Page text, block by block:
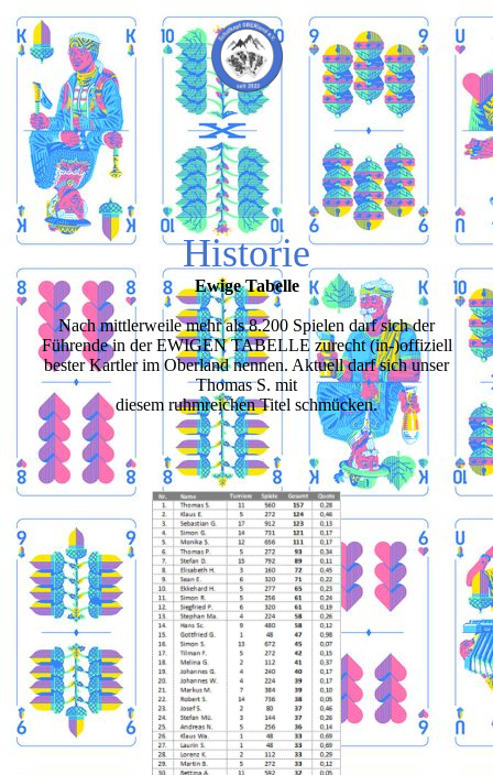
Historie
Ewige Tabelle
Nach mittlerweile mehr als 8.200 Spielen darf sich der
Führende in der EWIGEN TABELLE zurecht (in-)offiziell
bester Kartler im Oberland nennen. Aktuell darf sich unser
Thomas S. mit
diesem ruhmreichen Titel schmücken.